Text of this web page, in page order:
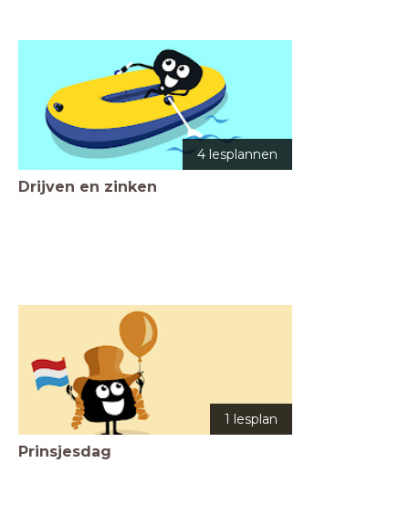
4 lesplannen
Drijven en zinken
1 lesplan
Prinsjesdag